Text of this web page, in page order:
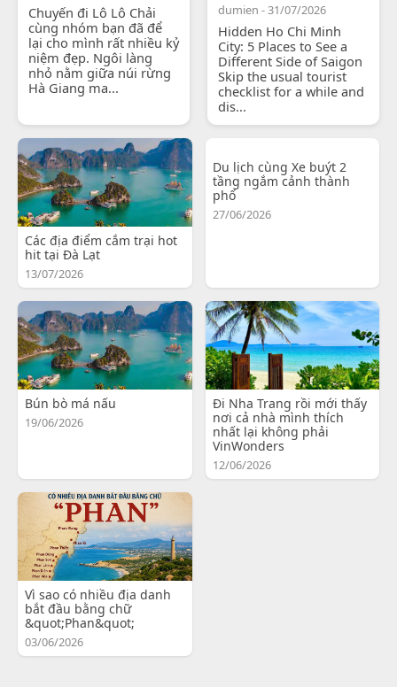
Chuyến đi Lô Lô Chải
cùng nhóm bạn đã để
lại cho mình rất nhiều kỷ
niệm đẹp. Ngôi làng
nhỏ nằm giữa núi rừng
Hà Giang ma...
dumien - 31/07/2026
Hidden Ho Chi Minh
City: 5 Places to See a
Different Side of Saigon
Skip the usual tourist
checklist for a while and
dis...
Các địa điểm cắm trại hot
hit tại Đà Lạt
13/07/2026
Du lịch cùng Xe buýt 2
tầng ngắm cảnh thành
phố
27/06/2026
Bún bò má nấu
19/06/2026
Đi Nha Trang rồi mới thấy
nơi cả nhà mình thích
nhất lại không phải
VinWonders
12/06/2026
Vì sao có nhiều địa danh
bắt đầu bằng chữ
&quot;Phan&quot;
03/06/2026